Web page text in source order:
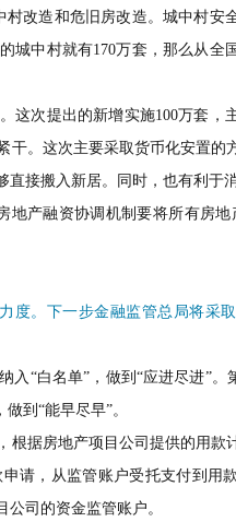
改造和危旧房改造。城中村安
城中村就有170万套，那么从全
这次提出的新增实施100万套，
干。 这次主要采取货币化安置的
接搬入新居。
同时，也有利于
地产融资协调机制要将所有房地
度。下一步金融监管总局将采
入“白名单”，做到“应进尽进”。
到“能早尽早”。
据房地产项目公司提供的用款
请，从监管账户受托支付到用
司的资金监管账户。